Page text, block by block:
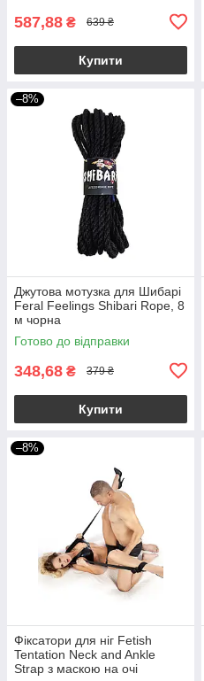
587,88 ₴ 639 ₴
Купити
–8%
Джутова мотузка для Шибарі
Feral Feelings Shibari Rope, 8
м чорна
Готово до відправки
348,68 ₴ 379 ₴
Купити
–8%
Фіксатори для ніг Fetish
Tentation Neck and Ankle
Strap з маскою на очі